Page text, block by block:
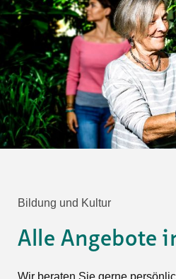
Bildung und Kultur
Alle Angebote